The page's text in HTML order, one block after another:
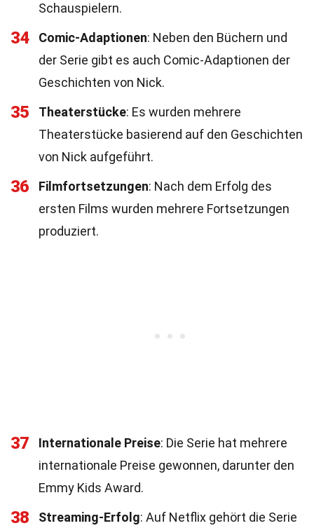
Schauspielern.
34 Comic-Adaptionen: Neben den Büchern und
der Serie gibt es auch Comic-Adaptionen der
Geschichten von Nick.
35 Theaterstücke: Es wurden mehrere
Theaterstücke basierend auf den Geschichten
von Nick aufgeführt.
36 Filmfortsetzungen: Nach dem Erfolg des
ersten Films wurden mehrere Fortsetzungen
produziert.
37 Internationale Preise: Die Serie hat mehrere
internationale Preise gewonnen, darunter den
Emmy Kids Award.
38 Streaming-Erfolg: Auf Netflix gehört die Serie